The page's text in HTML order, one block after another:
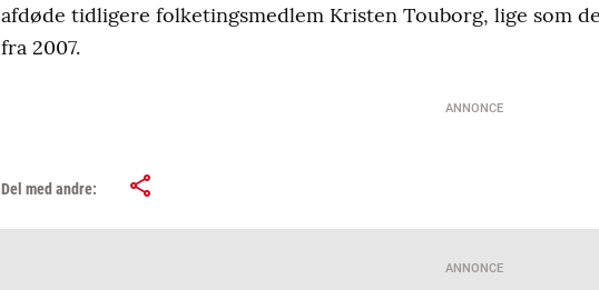
afdøde tidligere folketingsmedlem Kristen Touborg, lige som
fra 2007.
ANNONCE
Del med andre:
ANNONCE